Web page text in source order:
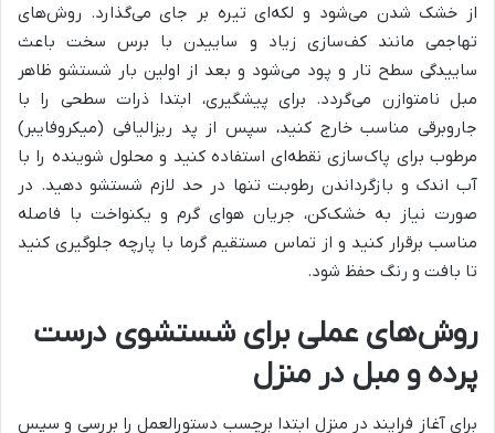
از خشک شدن می‌شود و لکه‌ای تیره بر جای می‌گذارد. روش‌های
تهاجمی مانند کف‌سازی زیاد و ساییدن با برس سخت باعث
ساییدگی سطح تار و پود می‌شود و بعد از اولین بار شستشو ظاهر
مبل نامتوازن می‌گردد. برای پیشگیری، ابتدا ذرات سطحی را با
جاروبرقی مناسب خارج کنید، سپس از پد ریزالیافی (میکروفایبر)
مرطوب برای پاک‌سازی نقطه‌ای استفاده کنید و محلول شوینده را با
آب اندک و بازگرداندن رطوبت تنها در حد لازم شستشو دهید. در
صورت نیاز به خشک‌کن، جریان هوای گرم و یکنواخت با فاصله
مناسب برقرار کنید و از تماس مستقیم گرما با پارچه جلوگیری کنید
تا بافت و رنگ حفظ شود.
روش‌های عملی برای شستشوی درست
پرده و مبل در منزل
برای آغاز فرایند در منزل ابتدا برچسب دستورالعمل را بررسی و سپس